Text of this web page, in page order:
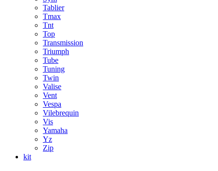
Tablier
Tmax
Tnt
Top
Transmission
Triumph
Tube
Tuning
Twin
Valise
Vent
Vespa
Vilebrequin
Vis
Yamaha
Yz
Zip
kit